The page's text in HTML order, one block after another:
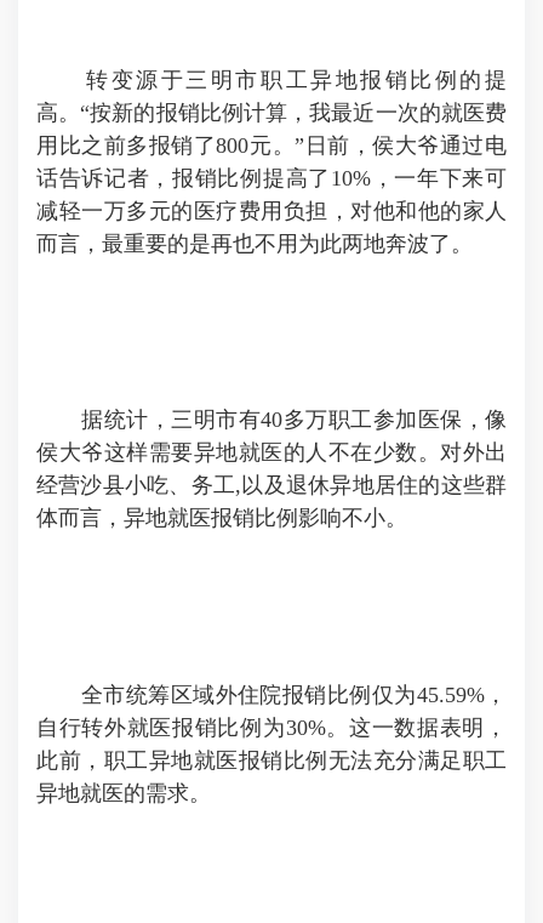
转变源于三明市职工异地报销比例的提
高。“按新的报销比例计算，我最近一次的就医费
用比之前多报销了800元。”日前，侯大爷通过电
话告诉记者，报销比例提高了10%，一年下来可
减轻一万多元的医疗费用负担，对他和他的家人
而言，最重要的是再也不用为此两地奔波了。
据统计，三明市有40多万职工参加医保，像
侯大爷这样需要异地就医的人不在少数。对外出
经营沙县小吃、务工,以及退休异地居住的这些群
体而言，异地就医报销比例影响不小。
全市统筹区域外住院报销比例仅为45.59%，
自行转外就医报销比例为30%。这一数据表明，
此前，职工异地就医报销比例无法充分满足职工
异地就医的需求。